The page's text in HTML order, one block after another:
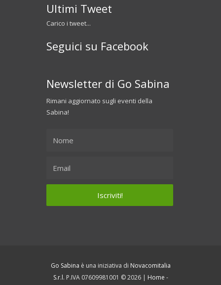
Ultimi Tweet
Carico i tweet...
Seguici su Facebook
Newsletter di Go Sabina
Rimani aggiornato sugli eventi della
Sabina!
Go Sabina è una iniziativa di Novacomitalia
S.r.l. P.IVA 07609981001 © 2026 | Home -